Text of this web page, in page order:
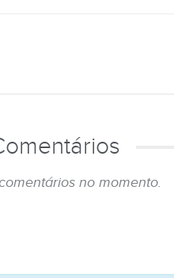
no momento.